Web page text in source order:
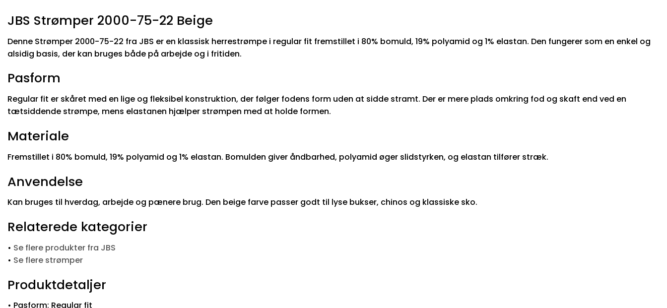
JBS Strømper 2000-75-22 Beige
Denne Strømper 2000-75-22 fra JBS er en klassisk herrestrømpe i regular fit fremstillet i 80% bomuld, 19% polyamid og 1% elastan. Den fungerer som en enkel og
alsidig basis, der kan bruges både på arbejde og i fritiden.
Pasform
Regular fit er skåret med en lige og fleksibel konstruktion, der følger fodens form uden at sidde stramt. Der er mere plads omkring fod og skaft end ved en
tætsiddende strømpe, mens elastanen hjælper strømpen med at holde formen.
Materiale
Fremstillet i 80% bomuld, 19% polyamid og 1% elastan. Bomulden giver åndbarhed, polyamid øger slidstyrken, og elastan tilfører stræk.
Anvendelse
Kan bruges til hverdag, arbejde og pænere brug. Den beige farve passer godt til lyse bukser, chinos og klassiske sko.
Relaterede kategorier
• Se flere produkter fra JBS
• Se flere strømper
Produktdetaljer
• Pasform: Regular fit